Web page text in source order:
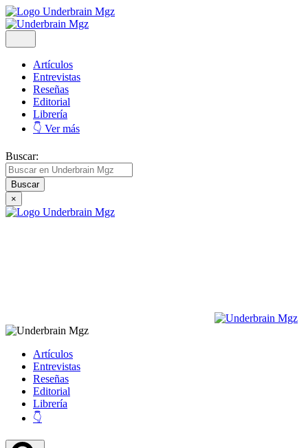
Artículos
Entrevistas
Reseñas
Editorial
Librería
👇 Ver más
Buscar:
×
Artículos
Entrevistas
Reseñas
Editorial
Librería
👇